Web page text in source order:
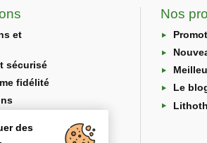
et
sécurisé
fidélité
des
Nos
Le
des